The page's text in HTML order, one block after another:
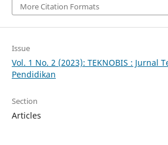
More Citation Formats
Issue
Vol. 1 No. 2 (2023): TEKNOBIS : Jurnal
Pendidikan
Section
Articles